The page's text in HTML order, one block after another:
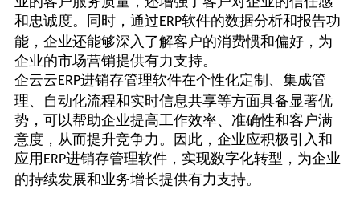
和忠诚度。同时，通过ERP软件的数据分析和报告功
能，企业还能够深入了解客户的消费惯和偏好，为
企业的市场营销提供有力支持。
企云云ERP进销存管理软件在个性化定制、集成管
理、自动化流程和实时信息共享等方面具备显著优
势，可以帮助企业提高工作效率、准确性和客户满
意度，从而提升竞争力。因此，企业应积极引入和
应用 ERP进销存管理软件，实现数字化转型，为企业
的持续发展和业务增长提供有力支持。